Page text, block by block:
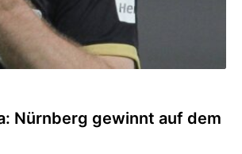
Nürnberg gewinnt auf dem